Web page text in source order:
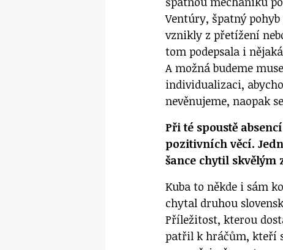
Ventúry, špatný
vznikly z přetížení
tom podepsala i
A možná budeme
individualizaci,
nevěnujeme, naopak
Při té spoustě
pozitivních věcí.
šance chytil skvělým
Kuba to někde i sám
chytal druhou
Příležitost, kterou
patřil k hráčům, kteří